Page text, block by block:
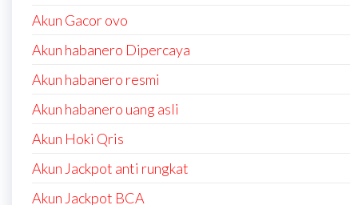
Akun Gacor ovo
Akun habanero Dipercaya
Akun habanero resmi
Akun habanero uang asli
Akun Hoki Qris
Akun Jackpot anti rungkat
Akun Jackpot BCA